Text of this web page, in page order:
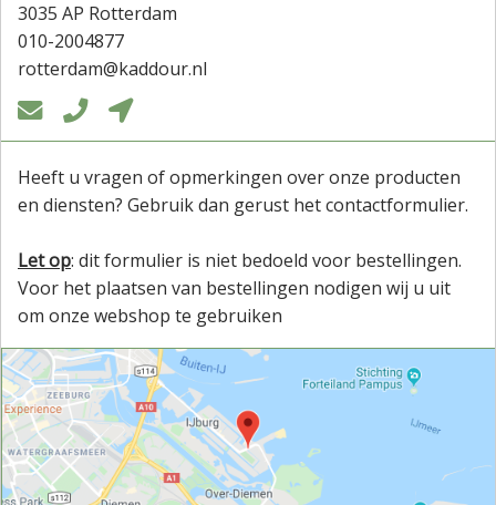
3035 AP Rotterdam
010-2004877
rotterdam@kaddour.nl
  
Heeft u vragen of opmerkingen over onze producten
en diensten? Gebruik dan gerust het contactformulier.
Let op: dit formulier is niet bedoeld voor bestellingen.
Voor het plaatsen van bestellingen nodigen wij u uit
om onze webshop te gebruiken